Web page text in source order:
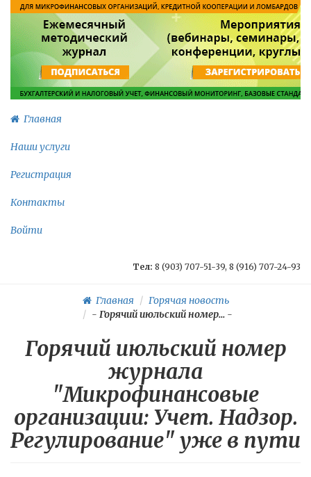
Главная
Наши услуги
Регистрация
Контакты
Войти
Тел: 8 (903) 707-51-39, 8 (916) 707-24-93
Главная
Горячая новость
- Горячий июльский номер...-
Горячий июльский номер
журнала
"Микрофинансовые
организации: Учет. Надзор.
Регулирование" уже в пути